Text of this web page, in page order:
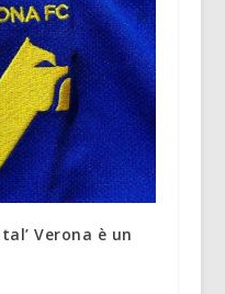
Verona è un